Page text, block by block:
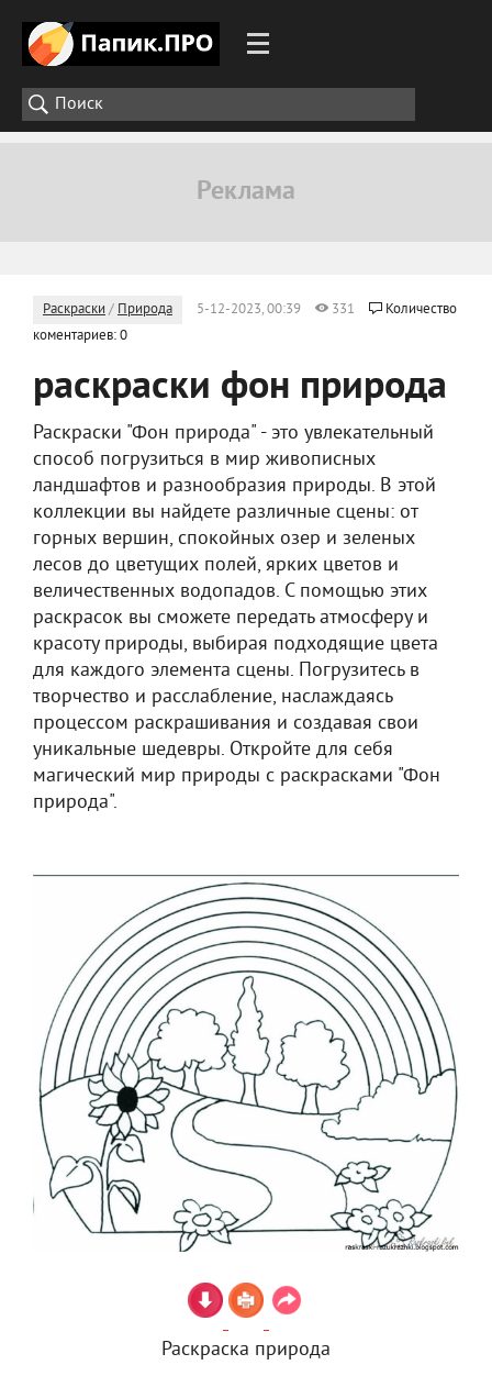
Раскраски / Природа 5-12-2023, 00:39 331
Количество
коментариев: 0
раскраски фон природа
Раскраски "Фон природа" - это увлекательный
способ погрузиться в мир живописных
ландшафтов и разнообразия природы. В этой
коллекции вы найдете различные сцены: от
горных вершин, спокойных озер и зеленых
лесов до цветущих полей, ярких цветов и
величественных водопадов. С помощью этих
раскрасок вы сможете передать атмосферу и
красоту природы, выбирая подходящие цвета
для каждого элемента сцены. Погрузитесь в
творчество и расслабление, наслаждаясь
процессом раскрашивания и создавая свои
уникальные шедевры. Откройте для себя
магический мир природы с раскрасками "Фон
природа".
Раскраска природа